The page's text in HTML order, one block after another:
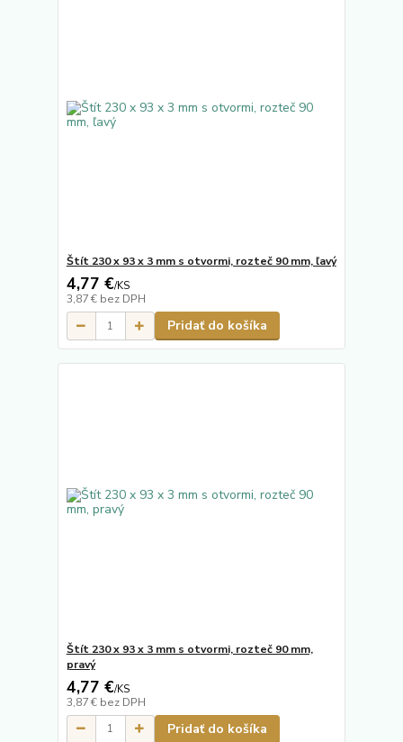
Štít 230 x 93 x 3 mm s otvormi, rozteč 90 mm, ľavý
4,77 €/KS
3,87 € bez DPH
Pridať do košíka
Štít 230 x 93 x 3 mm s otvormi, rozteč 90 mm,
pravý
4,77 €/KS
3,87 € bez DPH
Pridať do košíka